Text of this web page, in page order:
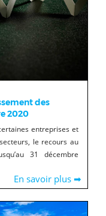
des
2020
entreprises et
le recours au
31 décembre
En savoir plus ➡